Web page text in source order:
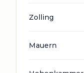
Zolling
Mauern